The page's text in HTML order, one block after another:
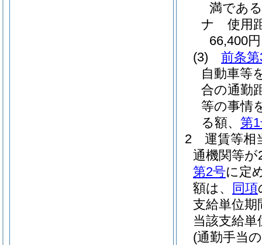
満であ
ナ
使用
66,400円
(3)
前条
自動車等
合の通勤
等の事情
る額、 第
2
運賃等相
通機関等
第2号に定
額は、
同項
支給単位
当該支給
(通勤手当